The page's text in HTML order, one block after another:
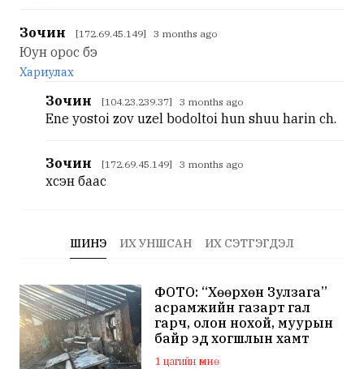
Зочин [172.69.45.149] 3 months ago
Юун орос бэ
Хариулах
Зочин [104.23.239.37] 3 months ago
Ene yostoi zov uzel bodoltoi hun shuu harin ch.
Зочин [172.69.45.149] 3 months ago
үхсэн баас
ШИНЭ ИХ УНШСАН ИХ СЭТГЭГДЭЛ
ФОТО: “Хөөрхөн Зулзага”
асрамжийн газарт гал
гарч, олон нохой, муурын
байр эд хогшлын хамт
шатжээ
1 цагийн өмнө